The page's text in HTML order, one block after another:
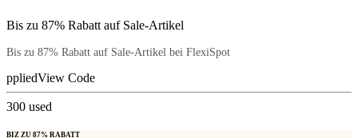
Bis zu 87% Rabatt auf Sale-Artikel
Bis zu 87% Rabatt auf Sale-Artikel bei FlexiSpot
ppliedView Code
300 used
BIZ ZU 87% RABATT